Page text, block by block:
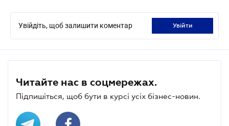
Увійдіть, щоб залишити коментар увійти
Читайте нас в соцмережах.
Підпишіться, щоб бути в курсі усіх бізнес-новин.